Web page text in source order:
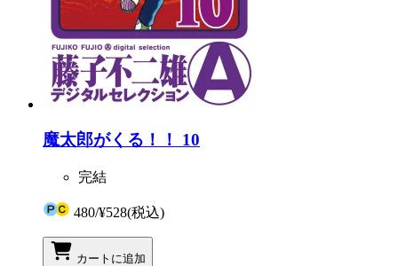
魔太郎がくる！！ 10
完結
480/¥528(税込)
カートに追加